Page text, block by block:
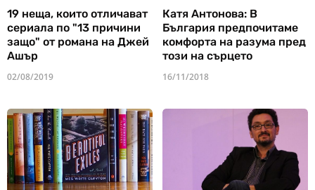
19 неща, които отличават
сериала по "13 причини
защо" от романа на Джей
Ашър
02/08/2019
Катя Антонова: В
България предпочитаме
комфорта на разума пред
този на сърцето
16/11/2018